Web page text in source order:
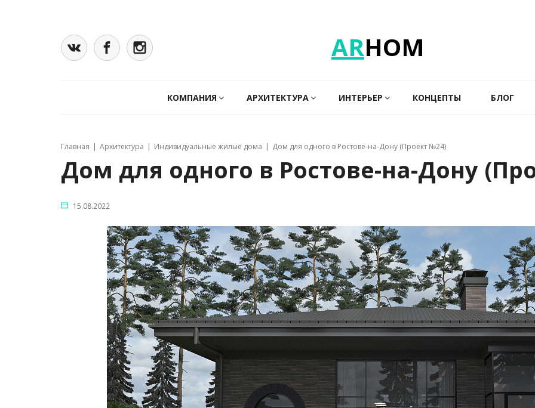
ARHOM
КОМПАНИЯ АРХИТЕКТУРА ИНТЕРЬЕР КОНЦЕПТЫ БЛОГ
Главная Архитектура Индивидуальные жилые дома Дом для одного в Ростове-на-Дону (Проект №24)
Дом для одного в Ростове-на-Дону
15.08.2022